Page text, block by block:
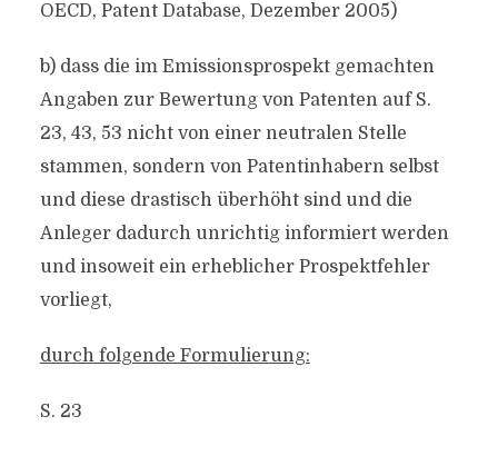
OECD, Patent Database, Dezember 2005)
b) dass die im Emissionsprospekt gemachten
Angaben zur Bewertung von Patenten auf S.
23, 43, 53 nicht von einer neutralen Stelle
stammen, sondern von Patentinhabern selbst
und diese drastisch überhöht sind und die
Anleger dadurch unrichtig informiert werden
und insoweit ein erheblicher Prospektfehler
vorliegt,
durch folgende Formulierung:
S. 23